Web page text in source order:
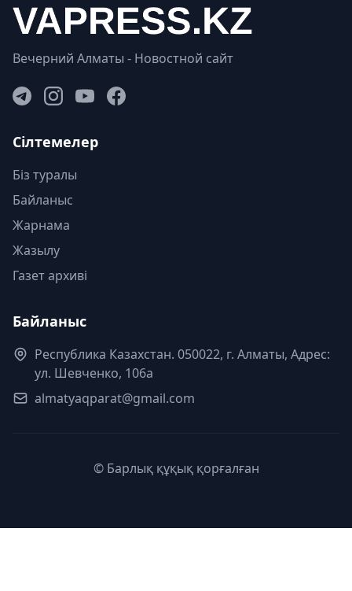
Вечерний Алматы - Новостной сайт
Сілтемелер
Біз туралы
Байланыс
Жарнама
Жазылу
Газет архиві
Байланыс
Республика Казахстан. 050022, г. Алматы, Адрес:
ул. Шевченко, 106а
almatyaqparat@gmail.com
© Барлық құқық қорғалған